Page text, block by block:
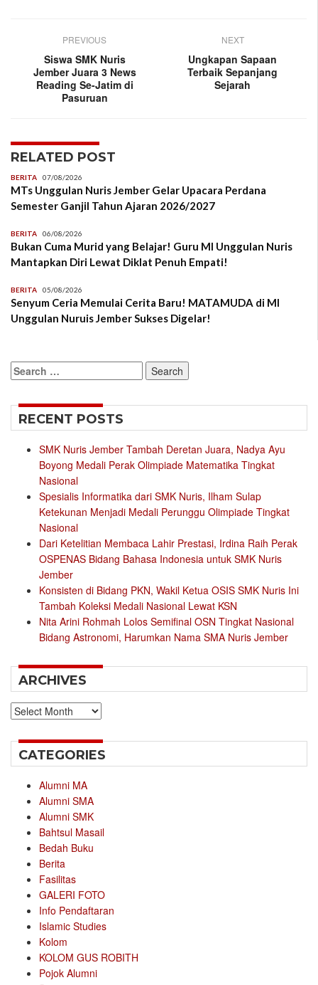
PREVIOUS
Siswa SMK Nuris
Jember Juara 3 News
Reading Se-Jatim di
Pasuruan
NEXT
Ungkapan Sapaan
Terbaik Sepanjang
Sejarah
RELATED POST
BERITA 07/08/2026
MTs Unggulan Nuris Jember Gelar Upacara Perdana
Semester Ganjil Tahun Ajaran 2026/2027
BERITA 06/08/2026
Bukan Cuma Murid yang Belajar! Guru MI Unggulan Nuris
Mantapkan Diri Lewat Diklat Penuh Empati!
BERITA 05/08/2026
Senyum Ceria Memulai Cerita Baru! MATAMUDA di MI
Unggulan Nuruis Jember Sukses Digelar!
Search
for:
RECENT POSTS
SMK Nuris Jember Tambah Deretan Juara, Nadya Ayu
Boyong Medali Perak Olimpiade Matematika Tingkat
Nasional
Spesialis Informatika dari SMK Nuris, Ilham Sulap
Ketekunan Menjadi Medali Perunggu Olimpiade Tingkat
Nasional
Dari Ketelitian Membaca Lahir Prestasi, Irdina Raih Perak
OSPENAS Bidang Bahasa Indonesia untuk SMK Nuris
Jember
Konsisten di Bidang PKN, Wakil Ketua OSIS SMK Nuris Ini
Tambah Koleksi Medali Nasional Lewat KSN
Nita Arini Rohmah Lolos Semifinal OSN Tingkat Nasional
Bidang Astronomi, Harumkan Nama SMA Nuris Jember
ARCHIVES
Archives
CATEGORIES
Alumni MA
Alumni SMA
Alumni SMK
Bahtsul Masail
Bedah Buku
Berita
Fasilitas
GALERI FOTO
Info Pendaftaran
Islamic Studies
Kolom
KOLOM GUS ROBITH
Pojok Alumni